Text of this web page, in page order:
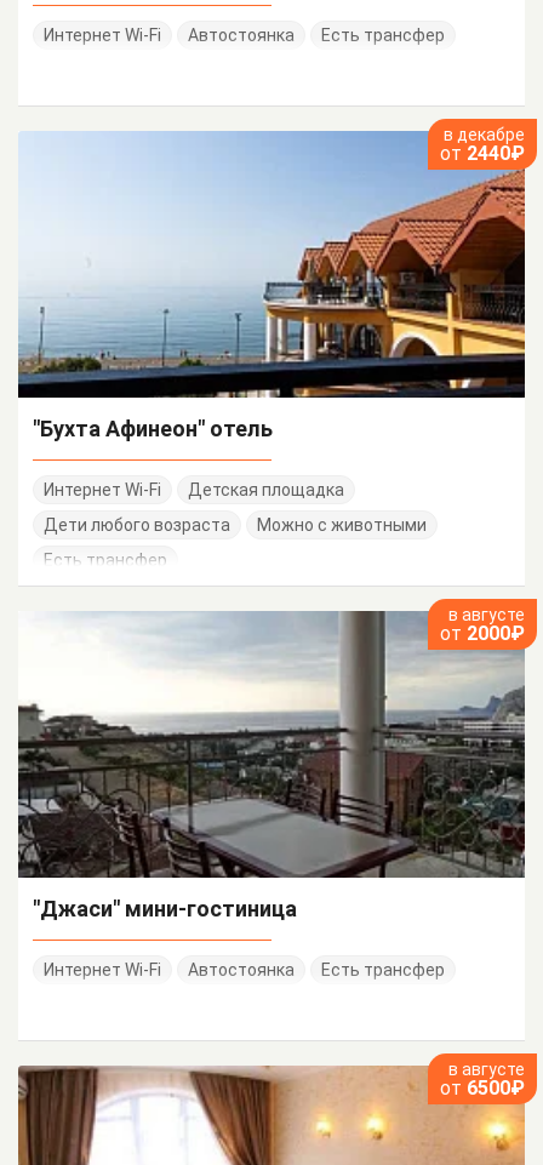
Интернет Wi-Fi Автостоянка Есть трансфер
в декабре
от 2440₽
"Бухта Афинеон" отель
Интернет Wi-Fi
Детская площадка
Дети любого возраста
Можно с животными
Есть трансфер
в августе
от 2000₽
"Джаси" мини-гостиница
Интернет Wi-Fi Автостоянка Есть трансфер
в августе
от 6500₽